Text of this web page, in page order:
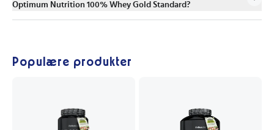
Optimum Nutrition 100% Whey Gold Standard?
Populære produkter